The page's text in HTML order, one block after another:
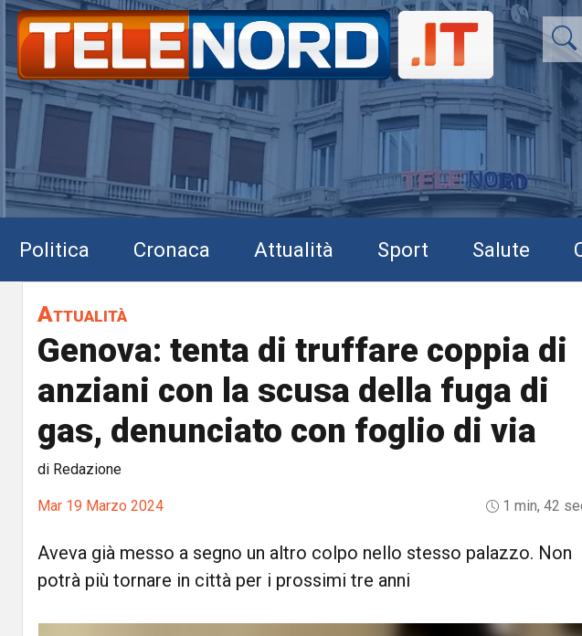
Politica Cronaca Attualità Sport Salute
Attualità
Genova: tenta di truffare coppia di
anziani con la scusa della fuga di
gas, denunciato con foglio di via
di Redazione
Mar 19 Marzo 2024 1 min, 42
Aveva già messo a segno un altro colpo nello stesso palazzo. Non
potrà più tornare in città per i prossimi tre anni